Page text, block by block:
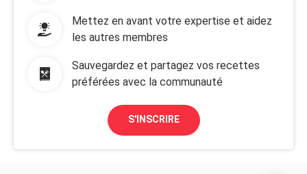
Mettez en avant votre expertise et aidez
les autres membres
Sauvegardez et partagez vos recettes
préférées avec la communauté
S'INSCRIRE